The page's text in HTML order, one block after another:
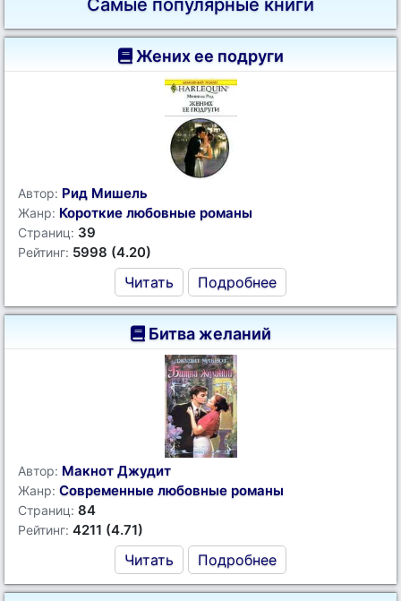
Самые популярные книги
Жених ее подруги
Автор: Рид Мишель
Жанр: Короткие любовные романы
Страниц: 39
Рейтинг: 5998 (4.20)
Читать Подробнее
Битва желаний
Автор: Макнот Джудит
Жанр: Современные любовные романы
Страниц: 84
Рейтинг: 4211 (4.71)
Читать Подробнее